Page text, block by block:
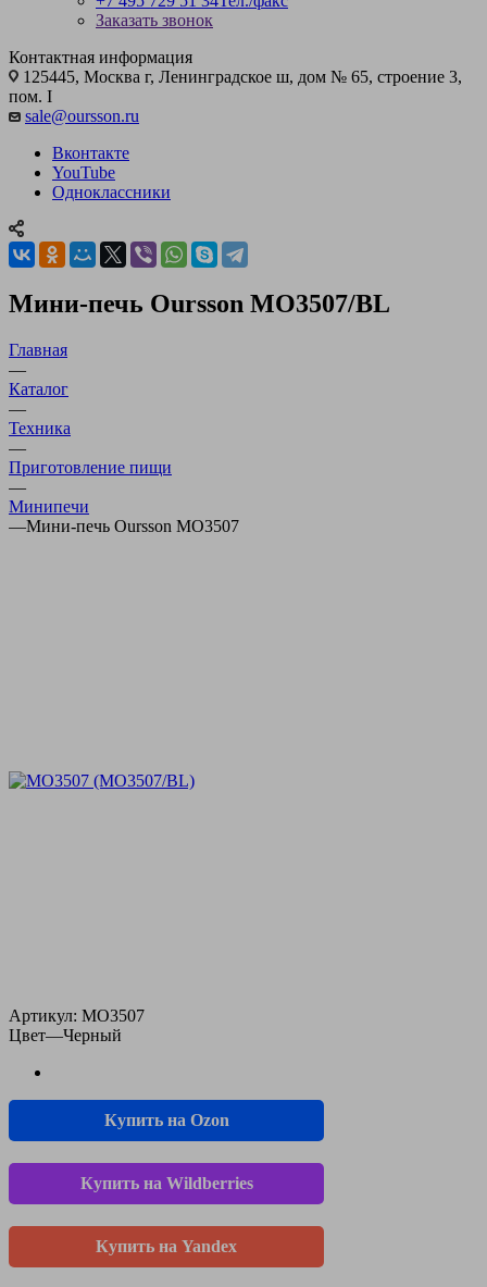
Заказать звонок
Контактная информация
125445, Москва г, Ленинградское ш, дом № 65, строение 3,
пом. I
sale@oursson.ru
Вконтакте
YouTube
Одноклассники
Мини-печь Oursson MO3507/BL
Главная
—
Каталог
—
Техника
—
Приготовление пищи
—
Минипечи
—Мини-печь Oursson MO3507
Артикул: MO3507
Цвет—Черный
Купить на Ozon
Купить на Wildberries
Купить на Yandex